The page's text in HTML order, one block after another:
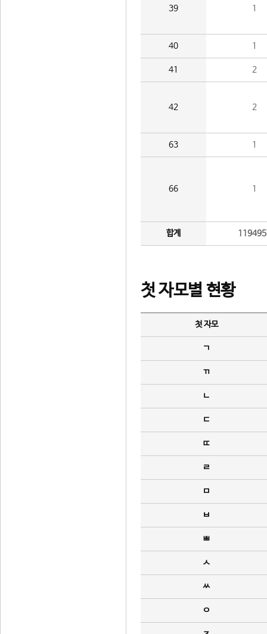
39 1
40 1
41 2
42 2
63 1
66 1
합계
첫 자모별 현황
첫 자모
ㄱ
ㄲ
ㄴ
ㄷ
ㄸ
ㄹ
ㅁ
ㅂ
ㅃ
ㅅ
ㅆ
ㅇ